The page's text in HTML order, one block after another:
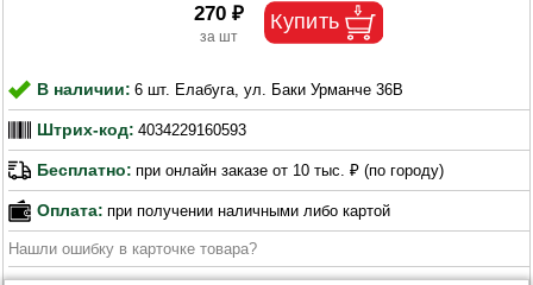
270 ₽
В наличии: 6 шт. Елабуга, ул. Баки Урманче 36В
Штрих-код: 4034229160593
Бесплатно: при онлайн заказе от 10 тыс. ₽ (по городу)
Оплата: при получении наличными либо картой
Нашли ошибку в карточке товара?